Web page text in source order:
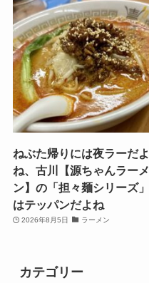
ねぶた帰りには夜ラーだよ
ね、古川【源ちゃんラーメ
ン】の「担々麺シリーズ」
はテッパンだよね
2026年8月5日 ラーメン
カテゴリー